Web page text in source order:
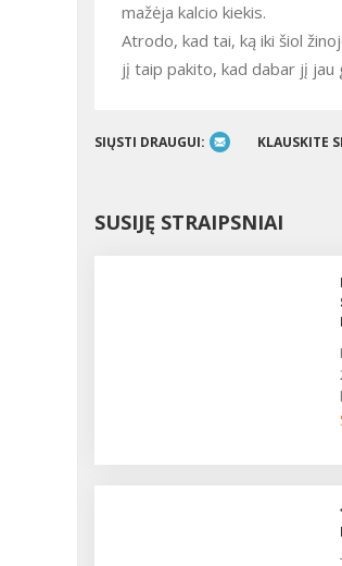
mažėja kalcio kiekis.
Atrodo, kad tai, ką iki šiol
jį taip pakito, kad dabar jį
SIŲSTI DRAUGUI: KLAUSKITE
SUSIJĘ STRAIPSNIAI